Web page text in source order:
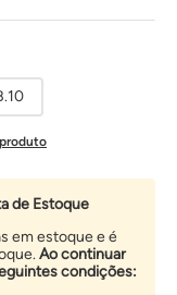
de Estoque
em estoque e é
Ao continuar
condições: